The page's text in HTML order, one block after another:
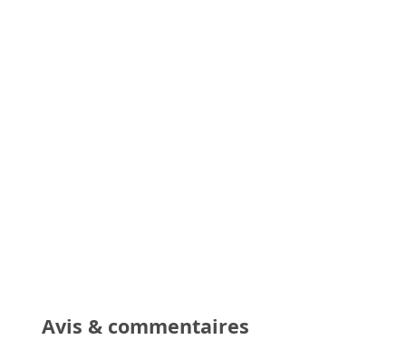
Avis & commentaires